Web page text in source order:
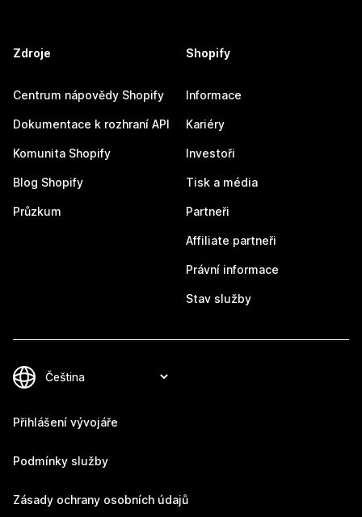
Zdroje
Centrum nápovědy Shopify
Dokumentace k rozhraní API
Komunita Shopify
Blog Shopify
Průzkum
Shopify
Informace
Kariéry
Investoři
Tisk a média
Partneři
Affiliate partneři
Právní informace
Stav služby
Přihlášení vývojáře
Podmínky služby
Zásady ochrany osobních údajů